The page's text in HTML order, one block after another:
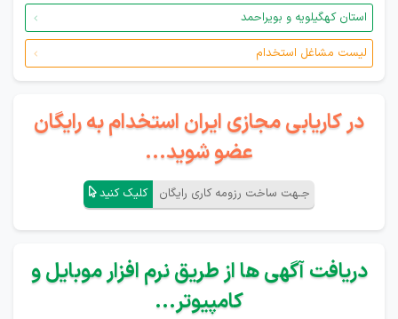
استان کهگیلویه و بویراحمد
لیست مشاغل استخدام
در کاریابی مجازی ایران استخدام به رایگان
عضو شوید...
جـهت ساخت رزومه کاری رایگان کلیک کنید
دریافت آگهی ها از طریق نرم افزار موبایل و
کامپیوتر...